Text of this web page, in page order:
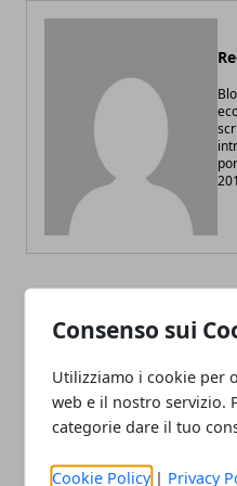
Consenso sui
Utilizziamo i cookie per
web e il nostro servizio.
categorie dare il tuo
Cookie Policy | Privacy
ARTICOLI CORRELATI